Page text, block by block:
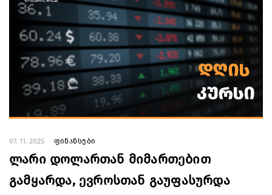
07. 11. 2025 ფინანსები
ლარი დოლართან მიმართებით
გამყარდა, ევროსთან გაუფასურდა